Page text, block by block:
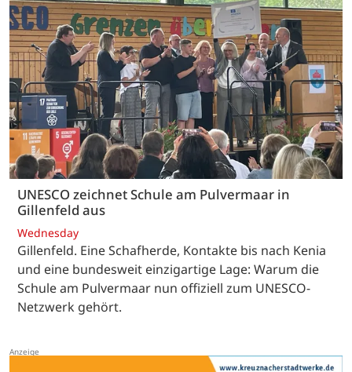
UNESCO zeichnet Schule am Pulvermaar in
Gillenfeld aus
Wednesday
Gillenfeld. Eine Schafherde, Kontakte bis nach Kenia
und eine bundesweit einzigartige Lage: Warum die
Schule am Pulvermaar nun offiziell zum UNESCO-
Netzwerk gehört.